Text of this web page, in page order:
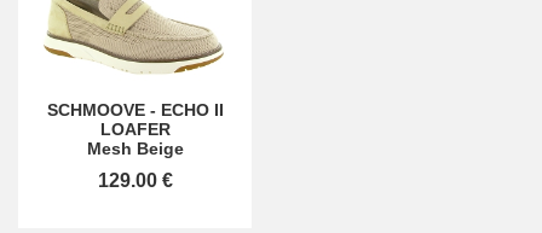
SCHMOOVE- ECHO II
LOAFER
Mesh Beige
129.00 €